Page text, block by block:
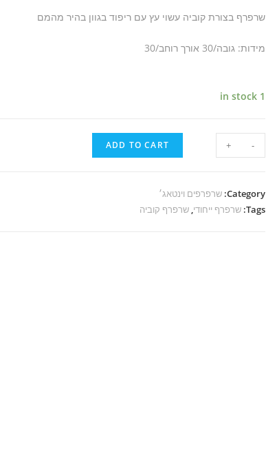
שרפרף בצורת קוביה עשוי עץ עם ריפוד בגוון בהיר מהמם
מידות: גובה/30 אורך רוחב/30
1 in stock
-
+
ADD TO CART
Category: שרפרפים וינטאג׳
Tags: שרפרף ייחודי, שרפרף קוביה